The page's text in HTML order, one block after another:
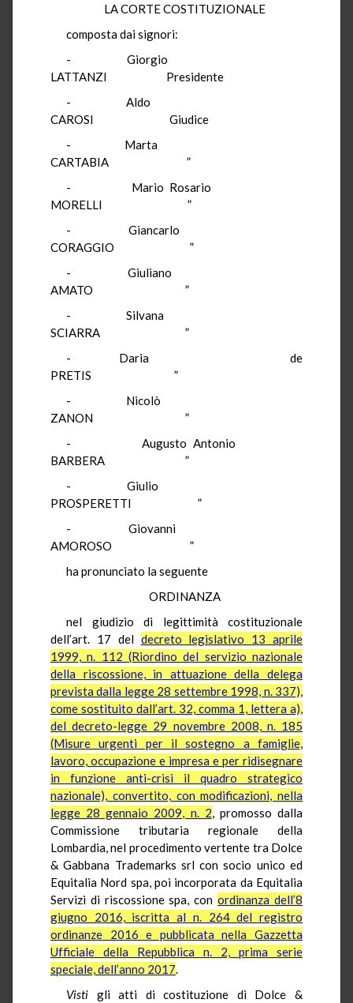
LA CORTE COSTITUZIONALE
composta dai signori:
- Giorgio
LATTANZI Presidente
- Aldo
CAROSI Giudice
- Marta
CARTABIA ”
- Mario Rosario
MORELLI ”
- Giancarlo
CORAGGIO ”
- Giuliano
AMATO ”
- Silvana
SCIARRA ”
- Daria de
PRETIS ”
- Nicolò
ZANON ”
- Augusto Antonio
BARBERA ”
- Giulio
PROSPERETTI ”
- Giovanni
AMOROSO ”
ha pronunciato la seguente
ORDINANZA
nel giudizio di legittimità costituzionale
dell’art. 17 del decreto legislativo 13 aprile
1999, n. 112 (Riordino del servizio nazionale
della riscossione, in attuazione della delega
prevista dalla legge 28 settembre 1998, n. 337),
come sostituito dall’art. 32, comma 1, lettera a),
del decreto-legge 29 novembre 2008, n. 185
(Misure urgenti per il sostegno a famiglie,
lavoro, occupazione e impresa e per ridisegnare
in funzione anti-crisi il quadro strategico
nazionale), convertito, con modificazioni, nella
legge 28 gennaio 2009, n. 2, promosso dalla
Commissione tributaria regionale della
Lombardia, nel procedimento vertente tra Dolce
& Gabbana Trademarks srl con socio unico ed
Equitalia Nord spa, poi incorporata da Equitalia
Servizi di riscossione spa, conordinanza dell’8
giugno 2016, iscritta al n. 264 del registro
ordinanze 2016 e pubblicata nella Gazzetta
Ufficiale della Repubblica n. 2, prima serie
speciale, dell’anno 2017.
Visti gli atti di costituzione di Dolce &